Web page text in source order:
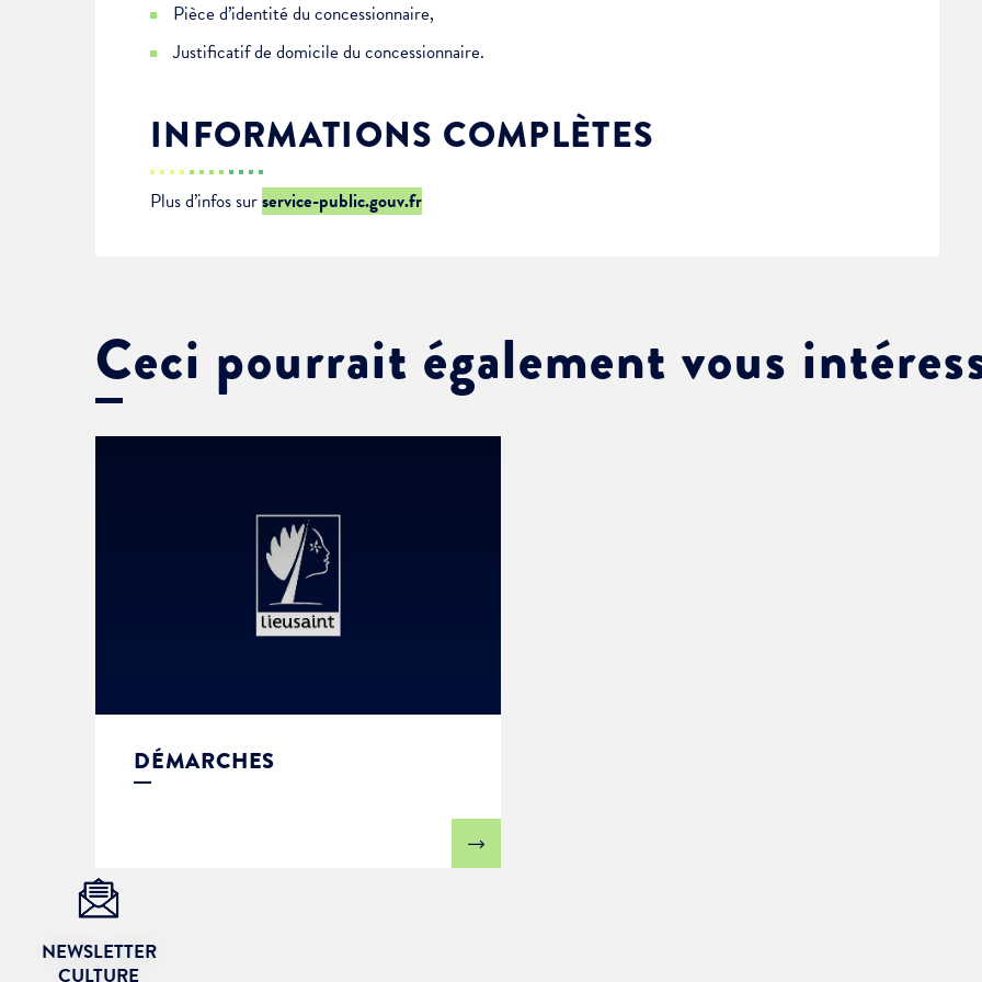
Pièce d’identité du concessionnaire,
Justificatif de domicile du concessionnaire.
INFORMATIONS COMPLÈTES
Plus d’infos surservice-public.gouv.fr
Ceci pourrait également vous
DÉMARCHES
NEWSLETTER
CULTURE